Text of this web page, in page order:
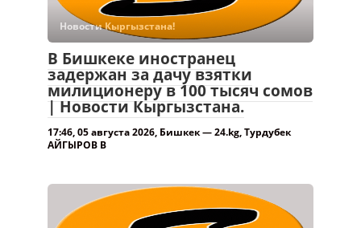
Новости Кыргызстана!
В Бишкеке иностранец
задержан за дачу взятки
милиционеру в 100 тысяч сомов
| Новости Кыргызстана.
17:46, 05 августа 2026, Бишкек — 24.kg, Турдубек
АЙГЫРОВ В